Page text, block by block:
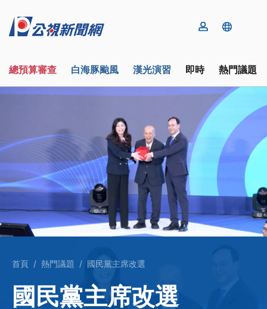
總預算審查 白海豚颱風 漢光演習 即時 熱門議題
首頁 熱門議題 國民黨主席改選
國民黨主席改選